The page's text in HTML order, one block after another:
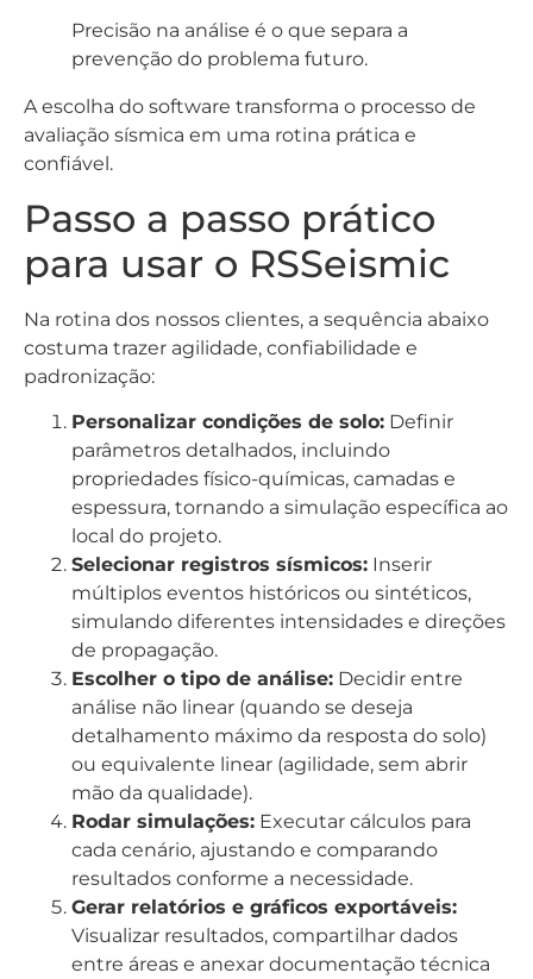
Precisão na análise é o que separa a
prevenção do problema futuro.
A escolha do software transforma o processo de
avaliação sísmica em uma rotina prática e
confiável.
Passo a passo prático
para usar o RSSeismic
Na rotina dos nossos clientes, a sequência abaixo
costuma trazer agilidade, confiabilidade e
padronização:
Personalizar condições de solo: Definir
parâmetros detalhados, incluindo
propriedades físico-químicas, camadas e
espessura, tornando a simulação específica ao
local do projeto.
Selecionar registros sísmicos: Inserir
múltiplos eventos históricos ou sintéticos,
simulando diferentes intensidades e direções
de propagação.
Escolher o tipo de análise: Decidir entre
análise não linear (quando se deseja
detalhamento máximo da resposta do solo)
ou equivalente linear (agilidade, sem abrir
mão da qualidade).
Rodar simulações: Executar cálculos para
cada cenário, ajustando e comparando
resultados conforme a necessidade.
Gerar relatórios e gráficos exportáveis:
Visualizar resultados, compartilhar dados
entre áreas e anexar documentação técnica